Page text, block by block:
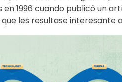
1996 cuando publicó un
les resultase interesante